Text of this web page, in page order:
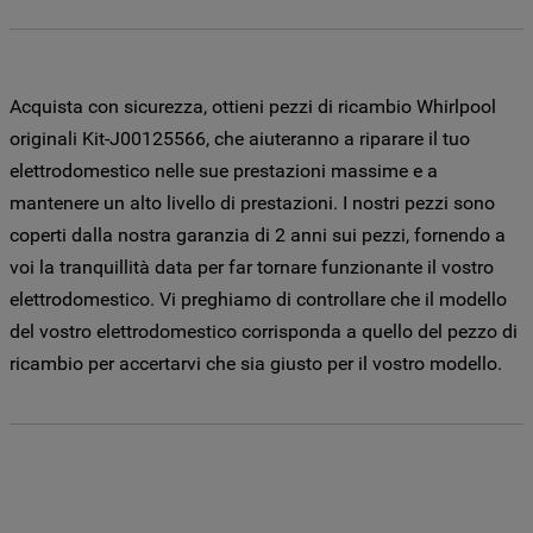
Acquista con sicurezza, ottieni pezzi di ricambio Whirlpool
originali Kit-J00125566, che aiuteranno a riparare il tuo
elettrodomestico nelle sue prestazioni massime e a
mantenere un alto livello di prestazioni. I nostri pezzi sono
coperti dalla nostra garanzia di 2 anni sui pezzi, fornendo a
voi la tranquillità data per far tornare funzionante il vostro
elettrodomestico. Vi preghiamo di controllare che il modello
del vostro elettrodomestico corrisponda a quello del pezzo di
ricambio per accertarvi che sia giusto per il vostro modello.
l’informativa cookie.
Società tratta i dati personali anche
raccolti tramite i cookie consulta
l’Informativa Privacy. Se scegli di chiudere
il banner utilizzando il pulsante “X” in alto
a destra, saranno mantenute le
impostazioni predefinite che non
cookie tecnici. Cliccando sul pulsante
"ACCETTO TUTTI I COOKIES", acconsenti
all'utilizzo di tutti i nostri cookie e alla
per tali finalità. Accedendo alla sezione